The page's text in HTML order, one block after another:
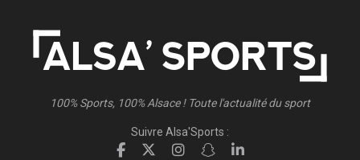
100% Sports, 100% Alsace ! Toute l'actualité du sport
Suivre Alsa'Sports :